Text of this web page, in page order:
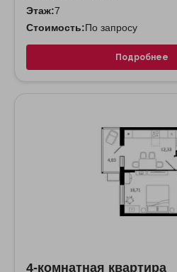
Этаж:7
Стоимость:По запросу
Подробнее
4-комнатная квартира